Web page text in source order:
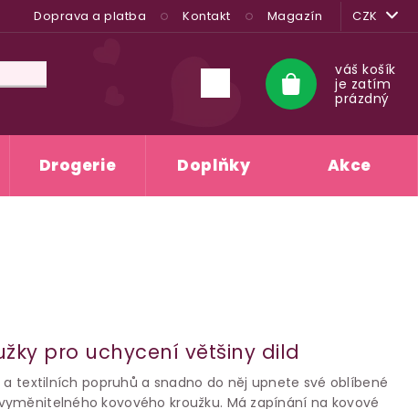
Doprava a platba Kontakt Magazín CZK
Nákupní
košík
váš košík
je zatím
prázdný
Drogerie Doplňky Akce
pro uchycení většiny dild
a textilních popruhů a snadno do něj upnete své oblíbené
kovového kroužku. Má zapínání na kovové